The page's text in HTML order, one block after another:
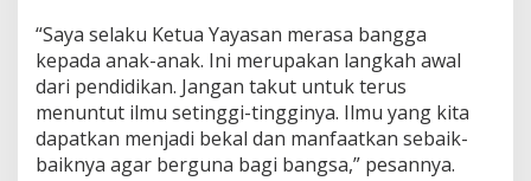
“Saya selaku Ketua Yayasan merasa bangga
kepada anak-anak. Ini merupakan langkah awal
dari pendidikan. Jangan takut untuk terus
menuntut ilmu setinggi-tingginya. Ilmu yang kita
dapatkan menjadi bekal dan manfaatkan sebaik-
baiknya agar berguna bagi bangsa,” pesannya.